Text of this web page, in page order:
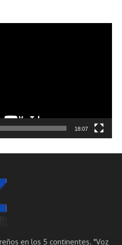
18:07
en los 5 continentes. "Voz